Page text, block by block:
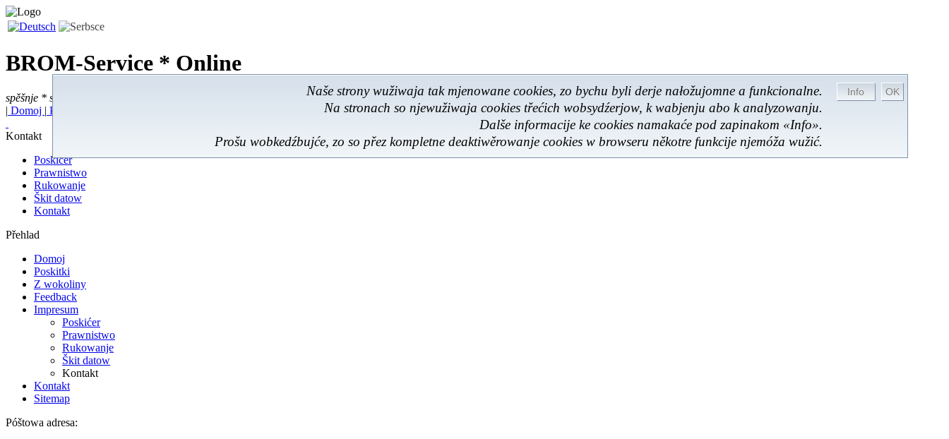
BROM-Service * Online
spěšnje * spušćomnje * małonałožnje
Naše strony wužiwaja tak mjenowane cookies, zo bychu byli derje nałožujomne a funkcionalne.
Na stronach so njewužiwaja cookies třećich wobsydźerjow, k wabjenju abo k analyzowanju.
Dalše informacije ke cookies namakaće pod zapinakom «Info».
Prošu wobkedźbujće, zo so přez kompletne deaktiwěrowanje cookies w browseru někotre funkcije njemóža wužić.
| Domoj | Poskitki
Kontakt
Poskićer
Prawnistwo
Rukowanje
Škit datow
Kontakt
Přehlad
Domoj
Poskitki
Z wokoliny
Feedback
Impresum
Poskićer
Prawnistwo
Rukowanje
Škit datow
Kontakt
Kontakt
Sitemap
Póštowa adresa: